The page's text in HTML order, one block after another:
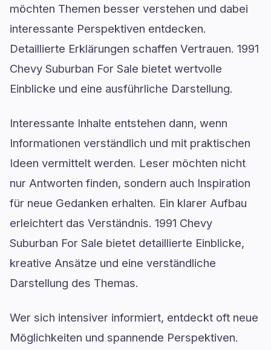
möchten Themen besser verstehen und dabei
interessante Perspektiven entdecken.
Detaillierte Erklärungen schaffen Vertrauen. 1991
Chevy Suburban For Sale bietet wertvolle
Einblicke und eine ausführliche Darstellung.
Interessante Inhalte entstehen dann, wenn
Informationen verständlich und mit praktischen
Ideen vermittelt werden. Leser möchten nicht
nur Antworten finden, sondern auch Inspiration
für neue Gedanken erhalten. Ein klarer Aufbau
erleichtert das Verständnis. 1991 Chevy
Suburban For Sale bietet detaillierte Einblicke,
kreative Ansätze und eine verständliche
Darstellung des Themas.
Wer sich intensiver informiert, entdeckt oft neue
Möglichkeiten und spannende Perspektiven.